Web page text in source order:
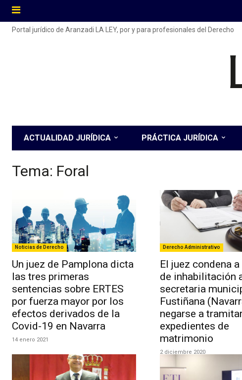
Portal jurídico de Aranzadi LA LEY, por y para profesionales del Derecho
ACTUALIDAD JURÍDICA PRÁCTICA JURÍDICA
Tema: Foral
Noticias de Derecho
Un juez de Pamplona dicta
las tres primeras
sentencias sobre ERTES
por fuerza mayor por los
efectos derivados de la
Covid-19 en Navarra
14 enero 2021
Derecho Administrativo
El juez condena a
de inhabilitación
secretaria
Fustiñana
negarse a
expedientes de
matrimonio
2 diciembre 2020